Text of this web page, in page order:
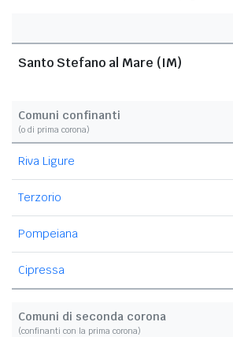
Santo Stefano al Mare (IM)
Comuni confinanti
(o di prima corona)
Riva Ligure
Terzorio
Pompeiana
Cipressa
Comuni di seconda corona
(confinanti con la prima corona)